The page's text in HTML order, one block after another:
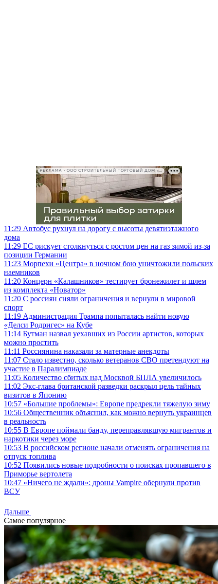
РЕКЛАМА • ООО СТРОИТЕЛЬНЫЙ ТОРГОВЫЙ ДОМ «ПЕТРОВИЧ», ИНН 7802348846
11:29 Автобус рухнул на дорогу с высоты девятиэтажного
дома
11:29 ЕС рискует столкнуться с ростом цен на газ зимой из-за
позиции Германии
11:23 Морпехи «Центра» в ночном бою уничтожили польских
наемников
11:20 Концерн «Калашников» тестирует бронежилет и шлем
из комплекта «Новатор»
11:20 С россиян сняли ограничения и вернули в мировой
спорт
11:19 Администрация Трампа попыталась найти новую
«Делси Родригес» на Кубе
11:14 Бутман назвал уехавших из России артистов, которых
можно простить
11:11 Россиянина наказали за матерные анекдоты
11:07 Стало известно, сколько ветеранов СВО претендуют на
участие в Паралимпиаде
11:05 Количество сбитых над Москвой БПЛА увеличилось
11:02 Экс-глава британской разведки раскрыл цель тайных
визитов в Японию
10:57 «Большие проблемы»: Европе предрекли тяжелую зиму
10:56 Общественник объяснил, как можно вернуть украинцев
в реальность
10:55 В Европе поймали банду, переправлявшую мигрантов и
наркотики через море
10:53 В российском регионе начали отменять ограничения на
отпуск топлива
10:52 Появились новые подробности о поисках пропавшего в
Приморье вертолета
10:47 «Ничего не ждали»: дроны Vampire обернули против
ВСУ
Дальше
Самое популярное